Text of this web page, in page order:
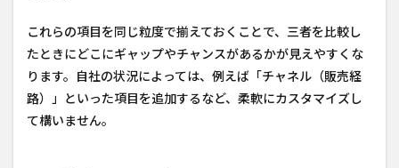
これらの項目を同じ粒度で揃えておくことで、三者を比較し
たときにどこにギャップやチャンスがあるかが見えやすくな
ります。自社の状況によっては、例えば「チャネル（販売経
路）」といった項目を追加するなど、柔軟にカスタマイズし
て構いません。